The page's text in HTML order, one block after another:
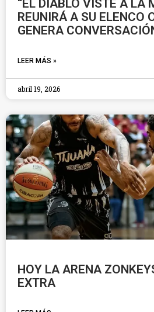
“EL DIABLO VISTE A LA
REUNIRÁ A SU ELENCO
GENERA
LEER MÁS »
abril 19, 2026
HOY LA ARENA
EXTRA